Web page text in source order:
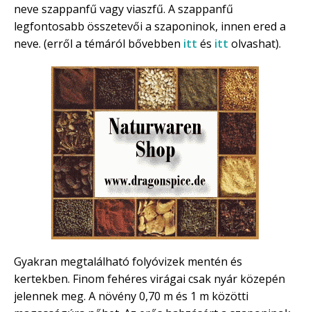
neve szappanfű vagy viaszfű. A szappanfű
legfontosabb összetevői a szaponinok, innen ered a
neve. (erről a témáról bővebben itt és itt olvashat).
Gyakran megtalálható folyóvizek mentén és
kertekben. Finom fehéres virágai csak nyár közepén
jelennek meg. A növény 0,70 m és 1 m közötti